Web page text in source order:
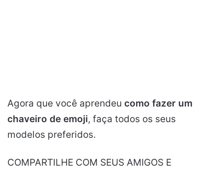
Agora que você aprendeu como fazer um
chaveiro de emoji, faça todos os seus
modelos preferidos.
COMPARTILHE COM SEUS AMIGOS E